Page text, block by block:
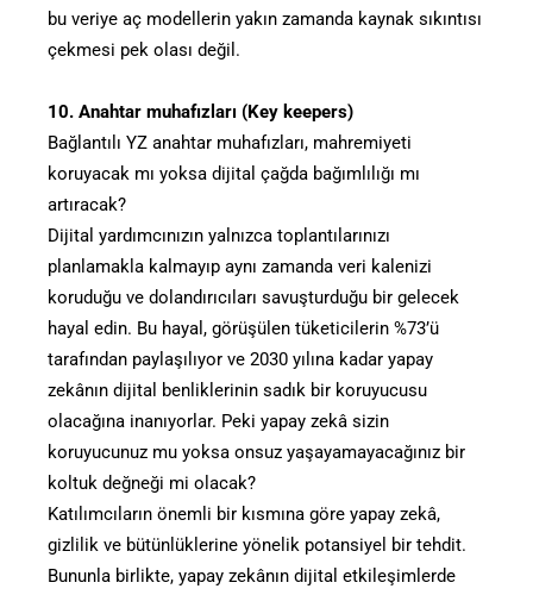
bu veriye aç modellerin yakın zamanda kaynak sıkıntısı
çekmesi pek olası değil.
10. Anahtar muhafızları (Key keepers)
Bağlantılı YZ anahtar muhafızları, mahremiyeti
koruyacak mı yoksa dijital çağda bağımlılığı mı
artıracak?
Dijital yardımcınızın yalnızca toplantılarınızı
planlamakla kalmayıp aynı zamanda veri kalenizi
koruduğu ve dolandırıcıları savuşturduğu bir gelecek
hayal edin. Bu hayal, görüşülen tüketicilerin %73’ü
tarafından paylaşılıyor ve 2030 yılına kadar yapay
zekânın dijital benliklerinin sadık bir koruyucusu
olacağına inanıyorlar. Peki yapay zekâ sizin
koruyucunuz mu yoksa onsuz yaşayamayacağınız bir
koltuk değneği mi olacak?
Katılımcıların önemli bir kısmına göre yapay zekâ,
gizlilik ve bütünlüklerine yönelik potansiyel bir tehdit.
Bununla birlikte, yapay zekânın dijital etkileşimlerde